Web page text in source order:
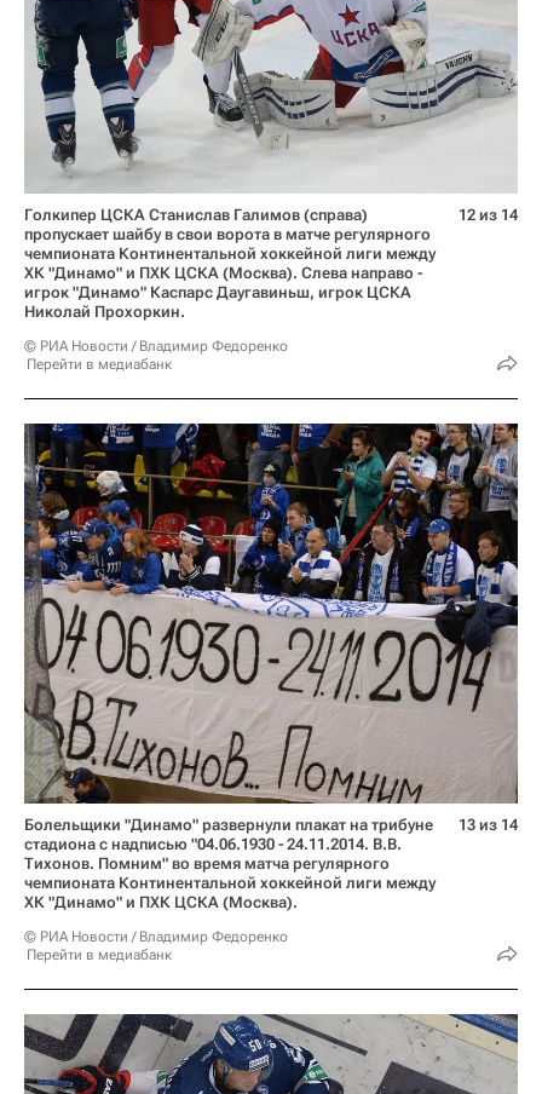
Голкипер ЦСКА Станислав Галимов (справа)
пропускает шайбу в свои ворота в матче регулярного
чемпионата Континентальной хоккейной лиги между
ХК "Динамо" и ПХК ЦСКА (Москва). Слева направо -
игрок "Динамо" Каспарс Даугавиньш, игрок ЦСКА
Николай Прохоркин.
© РИА Новости / Владимир Федоренко
Перейти в медиабанк
12 из 14
Болельщики "Динамо" развернули плакат на трибуне
стадиона с надписью "04.06.1930 - 24.11.2014. В.В.
Тихонов. Помним" во время матча регулярного
чемпионата Континентальной хоккейной лиги между
ХК "Динамо" и ПХК ЦСКА (Москва).
© РИА Новости / Владимир Федоренко
Перейти в медиабанк
13 из 14